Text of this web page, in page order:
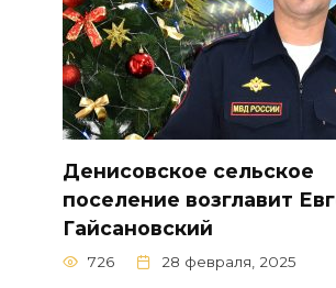
Денисовское сельское
поселение возглавит
Гайсановский
726 28 февраля, 2025